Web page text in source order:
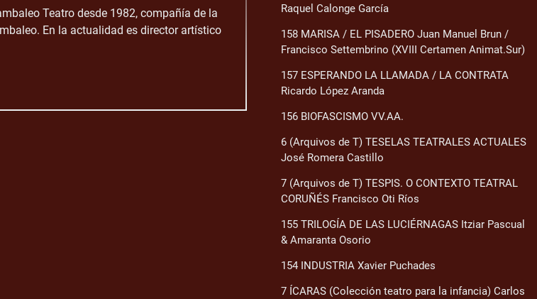
Teatro desde 1982, compañía de la
En la actualidad es director artístico
Raquel Calonge García
158 MARISA / EL PISADERO Juan Manuel Brun /
Francisco Settembrino (XVIII Certamen Animat.Sur)
157 ESPERANDO LA LLAMADA / LA CONTRATA
Ricardo López Aranda
156 BIOFASCISMO VV.AA.
6 (Arquivos de T) TESELAS TEATRALES ACTUALES
José Romera Castillo
7 (Arquivos de T) TESPIS. O CONTEXTO TEATRAL
CORUÑÉS Francisco Oti Ríos
155 TRILOGÍA DE LAS LUCIÉRNAGAS Itziar Pascual
& Amaranta Osorio
154 INDUSTRIA Xavier Puchades
7 ÍCARAS (Colección teatro para la infancia) Carlos